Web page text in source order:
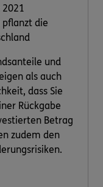
2021
pflanzt die
und
als auch
dass Sie
Rückgabe
Betrag
zudem den